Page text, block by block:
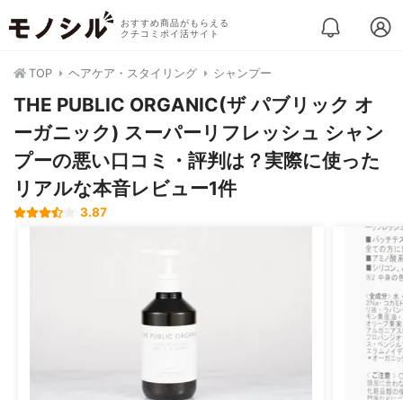
おすすめ商品がもらえる
クチコミポイ活サイト
TOP ヘアケア・スタイリング シャンプー
THE PUBLIC ORGANIC(ザ パブリック オ
ーガニック) スーパーリフレッシュ シャン
プーの悪い口コミ・評判は？実際に使った
リアルな本音レビュー1件
3.87